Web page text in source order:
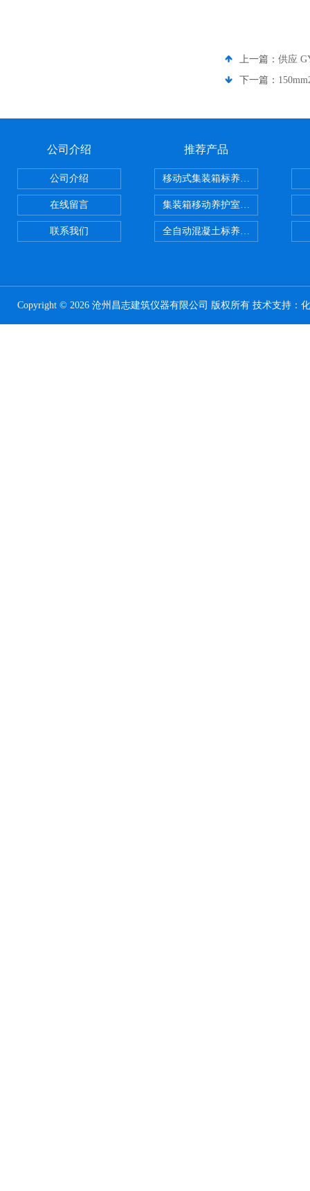
上一篇： 供应
下一篇：
公司介绍
公司介绍
在线留言
联系我们
推荐产品
移动式集装箱标养室 养护室设备
集装箱移动养护室 标养室
全自动混凝土标养室恒温恒湿设备
Copyright © 2026 沧州昌志建筑仪器有限公司 版权所有 技术支持：